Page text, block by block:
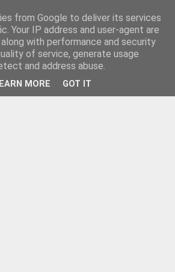
from Google to deliver its services
Your IP address and user-agent are
with performance and security
of service, generate usage
and address abuse.
MORE GOT IT